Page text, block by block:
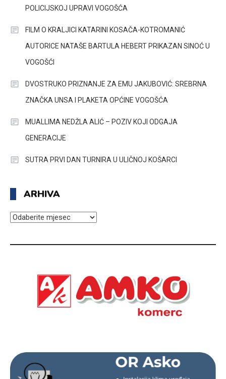
POLICIJSKOJ UPRAVI VOGOŠĆA
FILM O KRALJICI KATARINI KOSAČA-KOTROMANIĆ
AUTORICE NATAŠE BARTULA HEBERT PRIKAZAN SINOĆ U
VOGOŠĆI
DVOSTRUKO PRIZNANJE ZA EMU JAKUBOVIĆ: SREBRNA
ZNAČKA UNSA I PLAKETA OPĆINE VOGOŠĆA
MUALLIMA NEDŽLA ALIĆ – POZIV KOJI ODGAJA
GENERACIJE
SUTRA PRVI DAN TURNIRA U ULIČNOJ KOŠARCI
ARHIVA
ARHIVA